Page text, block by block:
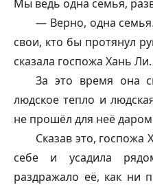
Мы ведь одна семья,
— Верно, одна
свои, кто бы протянул
сказала госпожа Хань Ли.
За это время она
людское тепло и
не прошёл для неё
Сказав это, госпожа
себе и усадила
раздражало её, как ни